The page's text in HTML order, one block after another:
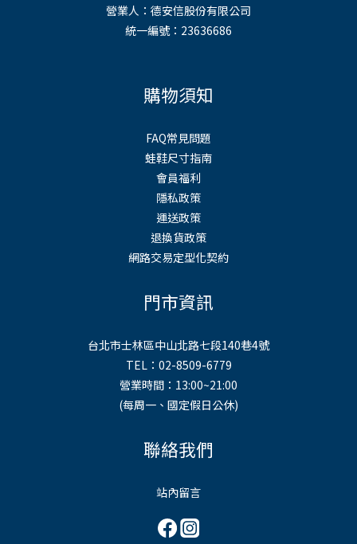
營業人：德安信股份有限公司
統一編號：23636686
購物須知
FAQ常見問題
蛙鞋尺寸指南
會員福利
隱私政策
運送政策
退換貨政策
網路交易定型化契約
門市資訊
台北市士林區中山北路七段140巷4號
TEL：02-8509-6779
營業時間：13:00~21:00
(每周一、國定假日公休)
聯絡我們
站內留言